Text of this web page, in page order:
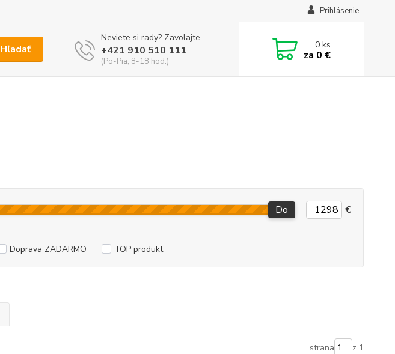
Prihlásenie
Hľadať
Neviete si rady? Zavolajte.
+421 910 510 111
(Po-Pia, 8-18 hod.)
0ks
za 0 €
Do €
Doprava ZADARMO TOP produkt
strana z 1